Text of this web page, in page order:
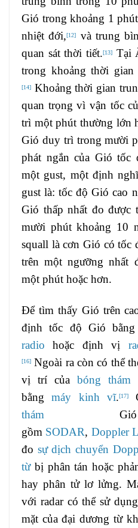
Gió trong khoảng 1
nhiệt đới,[12]
và trung
quan sát thời tiết.[13]Tại
trong khoảng thời
[14] Khoảng thời gian
quan trọng vì vận tốc
trì một phút thường lớn
Gió duy trì trong mười
phát ngắn của Gió tốc
một gust, một định
gust là: tốc độ Gió cao
Gió thấp nhất đo được
mười phút khoảng 10
squall là cơn Gió có tốc
trên một ngưỡng nhất
một phút hoặc hơn.
Để tìm thấy Gió trên
định tốc độ Gió
radio hoặc định vị
[16] Ngoài ra còn có thể
vị trí củabóng thám
bằngmáy kinh vĩ.[17]
thám Gió
gồm SODAR, Doppler
đo sự dịch chuyển
từbị phân tán hoặc
hay phân tử lơ lửng.
với radar có thể sử
mặt của đại dương từ